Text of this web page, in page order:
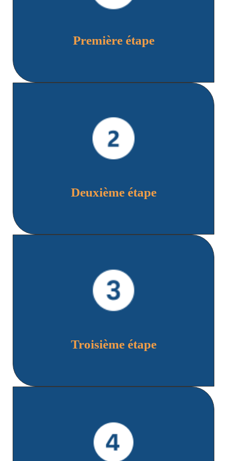
Première étape
Deuxième étape
Troisième étape
guidera dans les démarches à suivre et prendra en
charge votre situation.
par téléphone ou par e-mail à l'adresse suivante :
direction.sinistre@pro-assur.tn